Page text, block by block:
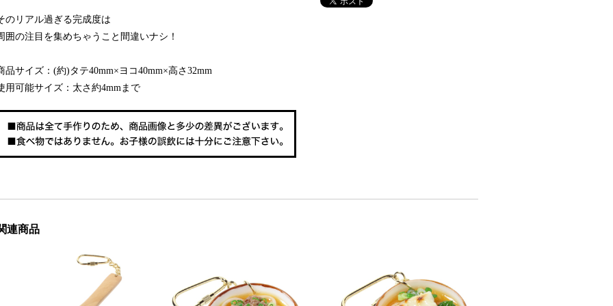
のリアル過ぎる完成度は
囲の注目を集めちゃうこと間違いナシ！
品サイズ：(約)タテ40mm×ヨコ40mm×高さ32mm
用可能サイズ：太さ約4mmまで
連商品